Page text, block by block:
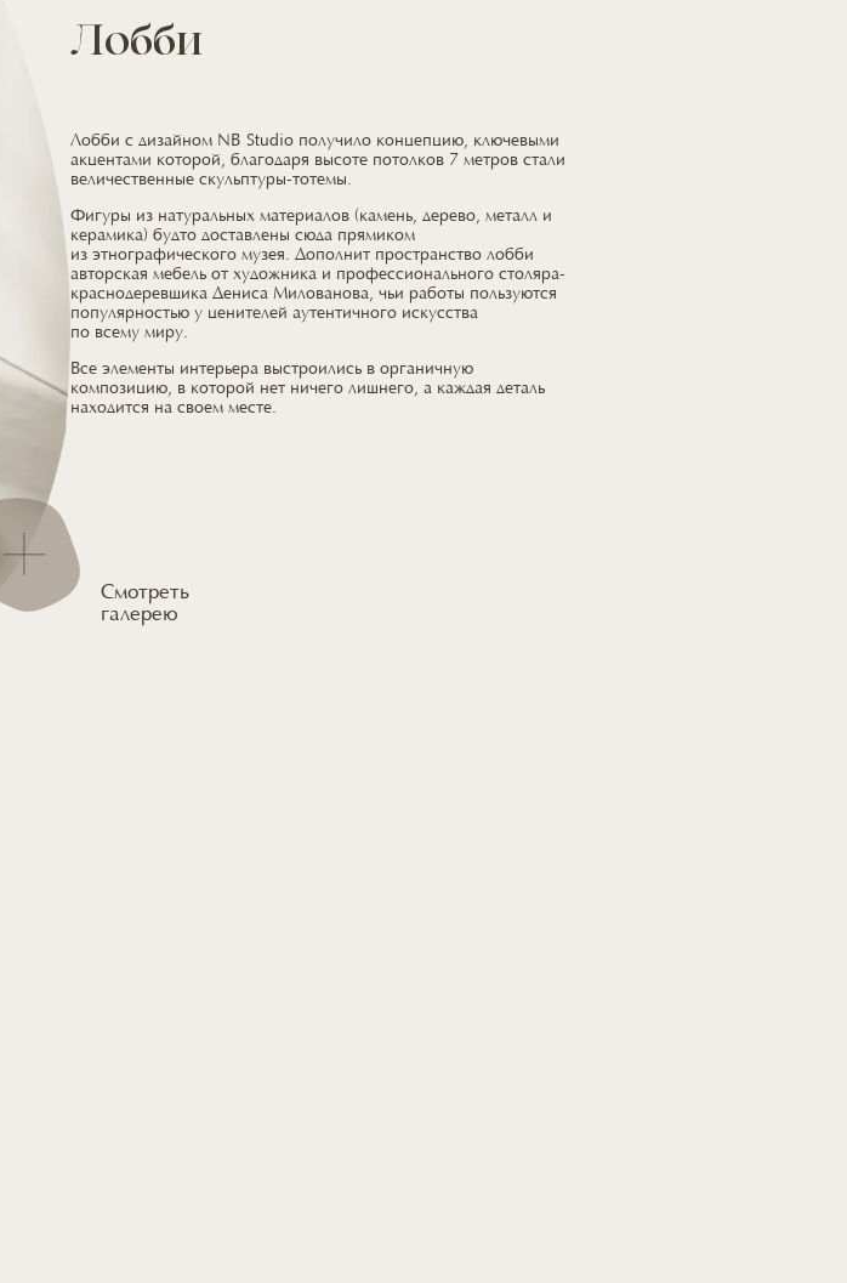
Смотреть
галерею
Лобби
Лобби с дизайном NB Studio получило концепцию, ключевыми
акцентами которой, благодаря высоте потолков 7 метров стали
величественные скульптуры-тотемы.
Фигуры из натуральных материалов (камень, дерево, металл и
керамика) будто доставлены сюда прямиком
из этнографическогомузея. Дополнит пространство лобби
авторская мебель от художника и профессиональногостоляра-
краснодеревщика Дениса Милованова, чьи работы пользуются
популярностью у ценителей аутентичного искусства
по всему миру.
Все элементы интерьера выстроились в органичную
композицию, в которой нет ничего лишнего, а каждая деталь
находится на своем месте.